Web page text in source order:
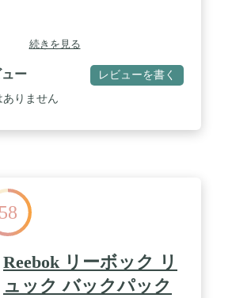
続きを見る
ー レビューを書く
ありません
58
Reebok リーボック リ
ュック バックパック